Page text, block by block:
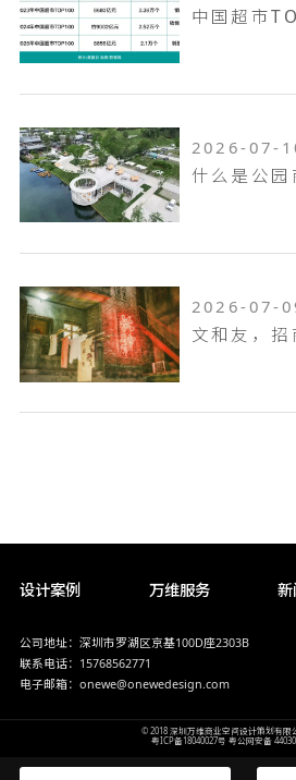
2026-07-
2026-07-
文和友，
设计案例 万维服务
公司地址：深圳市罗湖区京基100D座2303B
联系电话：15768562771
电子邮箱：onewe@onewedesign.com
© 2018 深圳万维商业空间设计策划有限
粤ICP备18040027号 粤公网安备